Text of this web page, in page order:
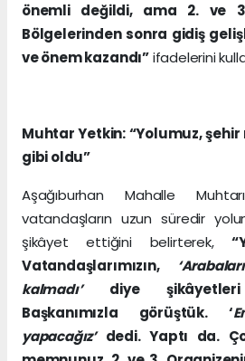
önemli değildi, ama 2. ve
Bölgelerinden sonra gidiş
ve önem kazandı”ifadelerini
Muhtar Yetkin: “Yolumuz,
gibi oldu”
Aşağıburhan Mahalle
vatandaşların uzun süredir
şikâyet ettiğini belirterek,
Vatandaşlarımızın,
kalmadı’diye şikâyetleri
Başkanımızla görüştük. ‘
yapacağız’dedi. Yaptı da.